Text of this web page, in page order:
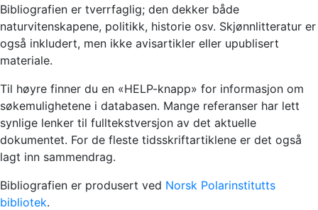
Bibliografien er tverrfaglig; den dekker både
naturvitenskapene, politikk, historie osv. Skjønnlitteratur er
også inkludert, men ikke avisartikler eller upublisert
materiale.
Til høyre finner du en «HELP-knapp» for informasjon om
søkemulighetene i databasen. Mange referanser har lett
synlige lenker til fulltekstversjon av det aktuelle
dokumentet. For de fleste tidsskriftartiklene er det også
lagt inn sammendrag.
Bibliografien er produsert ved Norsk Polarinstitutts
bibliotek.